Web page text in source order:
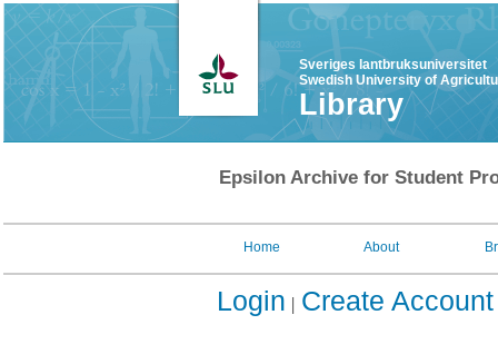
Sveriges lantbruksuniversitet
Swedish University of
Library
Epsilon Archive for Student
Home About
Login Create Account